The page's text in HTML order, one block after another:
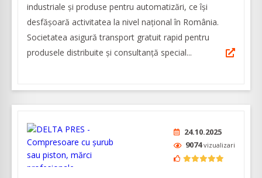
industriale și produse pentru automatizări, ce își
desfășoară activitatea la nivel național în România.
Societatea asigură transport gratuit rapid pentru
produsele distribuite și consultanță special...
24.10.2025
9074vizualizari